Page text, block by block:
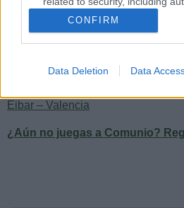
functionality and fraud
user protection.
CONFIRM
Data Deletion Data
Osasuna – Betis
Alavés – Real Sociedad
Eibar – Valencia
¿Aún no juegas a Comunio?